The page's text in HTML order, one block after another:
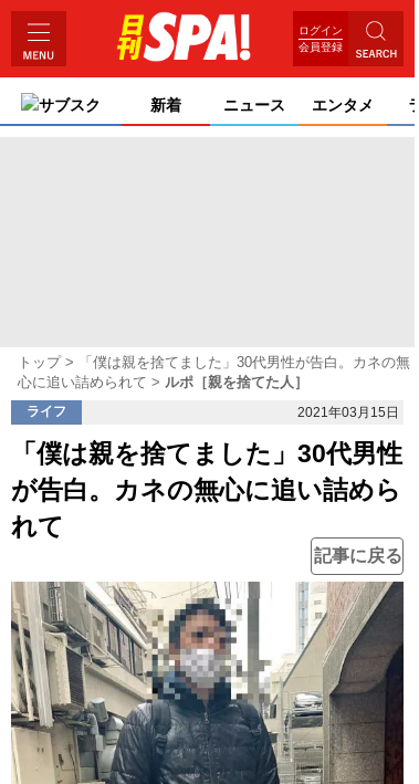
ログイン
会員登録
サブスク 新着 ニュース エンタメ
トップ
「僕は親を捨てました」30代男性が告白。カネの無
心に追い詰められて
ルポ［親を捨てた人］
ライフ 2021年03月15日
「僕は親を捨てました」30代男性
が告白。カネの無心に追い詰めら
れて
記事に戻る